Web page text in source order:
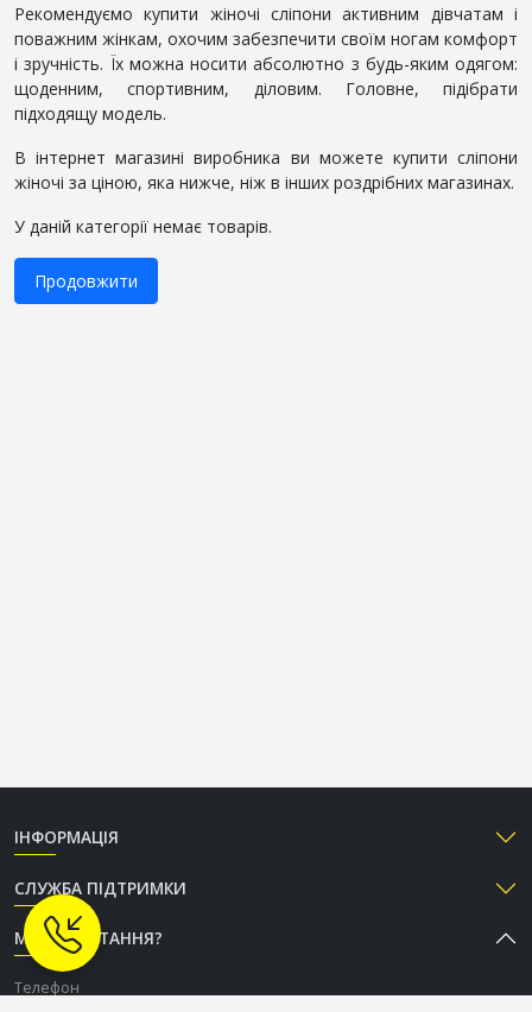
Рекомендуємо купити жіночі сліпони активним дівчатам і
поважним жінкам, охочим забезпечити своїм ногам комфорт
і зручність. Їх можна носити абсолютно з будь-яким одягом:
щоденним, спортивним, діловим. Головне, підібрати
підходящу модель.
В інтернет магазині виробника ви можете купити сліпони
жіночі за ціною, яка нижче, ніж в інших роздрібних магазинах.
У даній категорії немає товарів.
Продовжити
ІНФОРМАЦІЯ
СЛУЖБА ПІДТРИМКИ
МАЄТЕ ПИТАННЯ?
Телефон